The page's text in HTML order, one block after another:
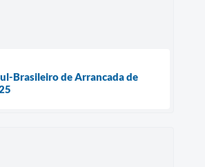
Brasileiro de Arrancada de